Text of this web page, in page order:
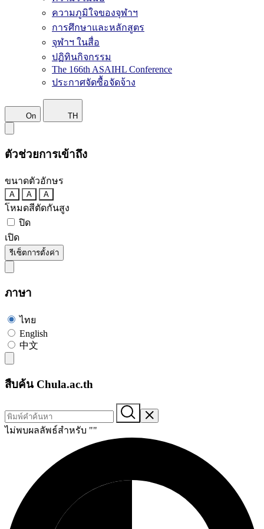
ความภูมิใจของจุฬาฯ
การศึกษาและหลักสูตร
จุฬาฯ ในสื่อ
ปฏิทินกิจกรรม
The 166th ASAIHL Conference
ประกาศจัดซื้อจัดจ้าง
On TH
ตัวช่วยการเข้าถึง
ขนาดตัวอักษร
A A A
โหมดสีตัดกันสูง
ปิด
เปิด
รีเซ็ตการตั้งค่า
ภาษา
ไทย
English
中文
สืบค้น Chula.ac.th
ไม่พบผลลัพธ์สำหรับ ""